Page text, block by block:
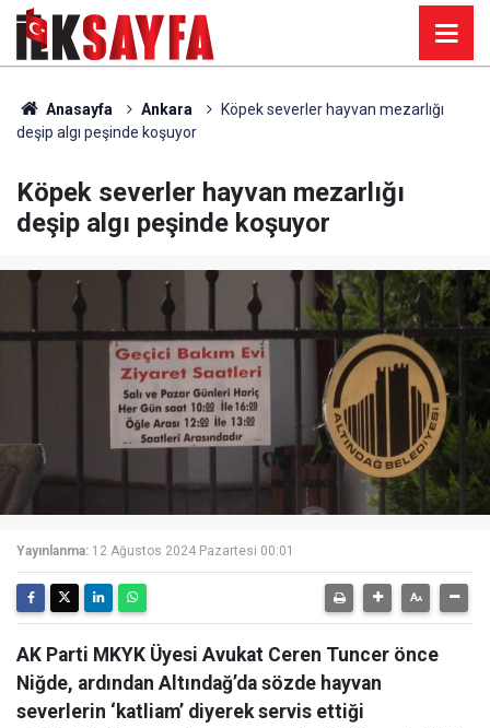
Anasayfa Ankara
Köpek severler hayvan mezarlığı
deşip algı peşinde koşuyor
Köpek severler hayvan mezarlığı
deşip algı peşinde koşuyor
Yayınlanma: 12 Ağustos 2024 Pazartesi 00:01
AK Parti MKYK Üyesi Avukat Ceren Tuncer önce
Niğde, ardından Altındağ’da sözde hayvan
severlerin ‘katliam’ diyerek servis ettiği